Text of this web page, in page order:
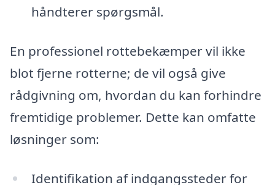
håndterer spørgsmål.
En professionel rottebekæmper vil ikke
blot fjerne rotterne; de vil også give
rådgivning om, hvordan du kan forhindre
fremtidige problemer. Dette kan omfatte
løsninger som:
Identifikation af indgangssteder for